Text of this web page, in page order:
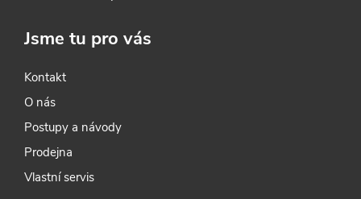
Jsme tu pro vás
Kontakt
O nás
Postupy a návody
Prodejna
Vlastní servis